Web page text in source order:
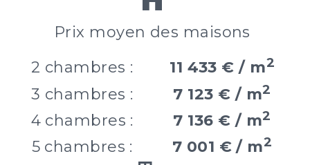
Prix moyen des maisons
2 chambres :
11 433 € / m2
3 chambres : 7 123 € / m2
4 chambres : 7 136 € / m2
5 chambres : 7 001 € / m2